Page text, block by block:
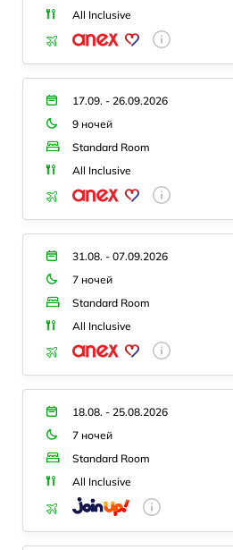
All Inclusive
17.09. - 26.09.2026
9 ночей
Standard Room
All Inclusive
31.08. - 07.09.2026
7 ночей
Standard Room
All Inclusive
18.08. - 25.08.2026
7 ночей
Standard Room
All Inclusive